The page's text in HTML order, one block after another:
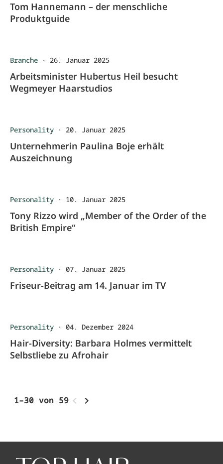
Tom Hannemann – der menschliche
Produktguide
Branche · 26. Januar 2025
Arbeitsminister Hubertus Heil besucht
Wegmeyer Haarstudios
Personality · 20. Januar 2025
Unternehmerin Paulina Boje erhält
Auszeichnung
Personality · 10. Januar 2025
Tony Rizzo wird „Member of the Order of the
British Empire“
Personality · 07. Januar 2025
Friseur-Beitrag am 14. Januar im TV
Personality · 04. Dezember 2024
Hair-Diversity: Barbara Holmes vermittelt
Selbstliebe zu Afrohair
1–30 von 59